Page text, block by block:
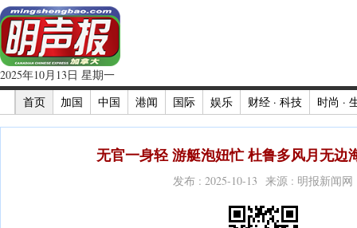
2025年10月13日 星期一
首页
加国 中国 港闻 国际 娱乐 财经 · 科技 时尚 ·
无官一身轻 游艇泡妞忙 杜鲁多风月无边
发布 : 2025-10-13 来源 : 明报新闻网